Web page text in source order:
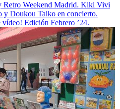
Retro Weekend Madrid. Kiki Vivi
y Doukou Taiko en concierto.
Edición Febrero ’24.